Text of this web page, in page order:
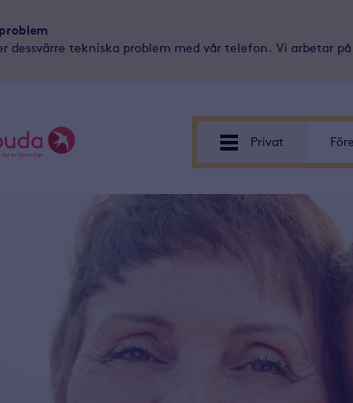
dessvärre tekniska problem med vår telefon. Vi arbetar
Privat